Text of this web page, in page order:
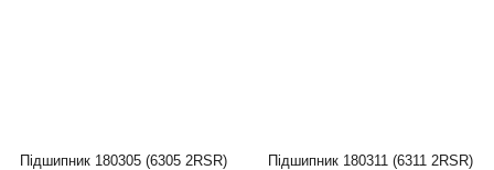
Підшипник 180305 (6305 2RSR)
Підшипник 180311 (6311 2RSR)